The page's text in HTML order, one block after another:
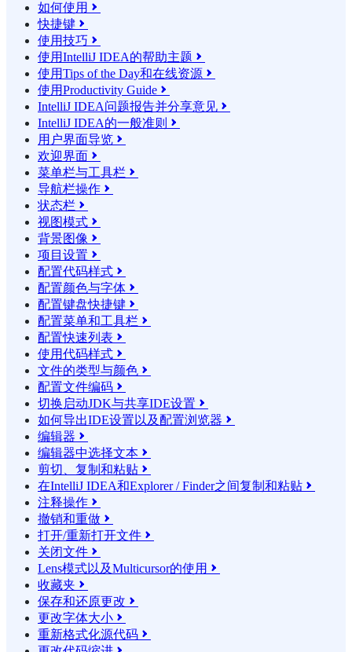
如何使用 
快捷键 
使用技巧 
使用IntelliJ IDEA的帮助主题 
使用Tips of the Day和在线资源 
使用Productivity Guide 
IntelliJ IDEA问题报告并分享意见 
IntelliJ IDEA的一般准则 
用户界面导览 
欢迎界面 
菜单栏与工具栏 
导航栏操作 
状态栏 
视图模式 
背景图像 
项目设置 
配置代码样式 
配置颜色与字体 
配置键盘快捷键 
配置菜单和工具栏 
配置快速列表 
使用代码样式 
文件的类型与颜色 
配置文件编码 
切换启动JDK与共享IDE设置 
如何导出IDE设置以及配置浏览器 
编辑器 
编辑器中选择文本 
剪切、复制和粘贴 
在IntelliJ IDEA和Explorer / Finder之间复制和粘贴 
注释操作 
撤销和重做 
打开/重新打开文件 
关闭文件 
Lens模式以及Multicursor的使用 
收藏夹 
保存和还原更改 
更改字体大小 
重新格式化源代码 